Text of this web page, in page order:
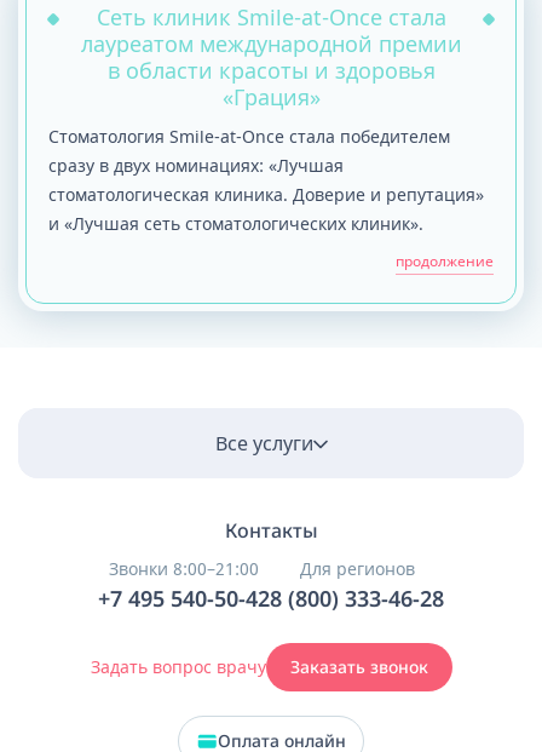
Сеть клиник Smile-at-Once стала
лауреатом международной премии
в области красоты и здоровья
«Грация»
Стоматология Smile-at-Once стала победителем
сразу в двух номинациях: «Лучшая
стоматологическая клиника. Доверие и репутация»
и «Лучшая сеть стоматологических клиник».
продолжение
Все услуги
Контакты
Звонки 8:00–21:00
+7 495 540-50-42
Для регионов
8 (800) 333-46-28
Задать вопрос врачу Заказать звонок
Оплата онлайн